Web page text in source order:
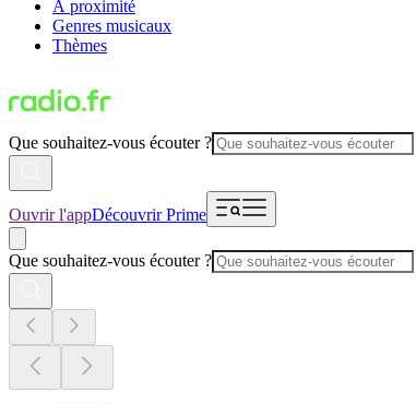
À proximité
Genres musicaux
Thèmes
Que souhaitez-vous écouter ?
Ouvrir l'appDécouvrir Prime
Que souhaitez-vous écouter ?